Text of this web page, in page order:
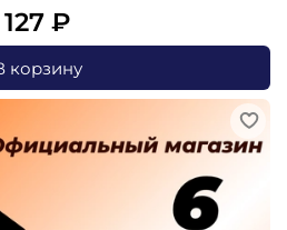
127 ₽
корзину